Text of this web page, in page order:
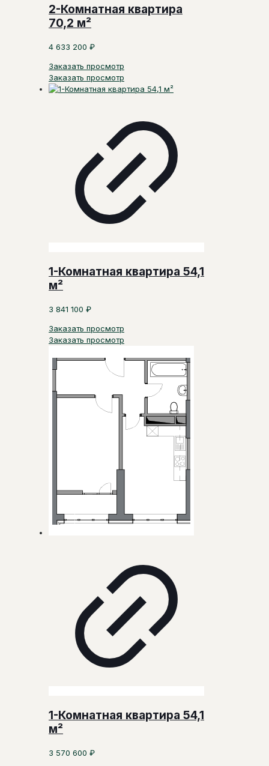
2-Комнатная квартира
70,2 м²
4 633 200 ₽
Заказать просмотр
Заказать просмотр
1-Комнатная квартира 54,1
м²
3 841 100 ₽
Заказать просмотр
Заказать просмотр
1-Комнатная квартира 54,1
м²
3 570 600 ₽